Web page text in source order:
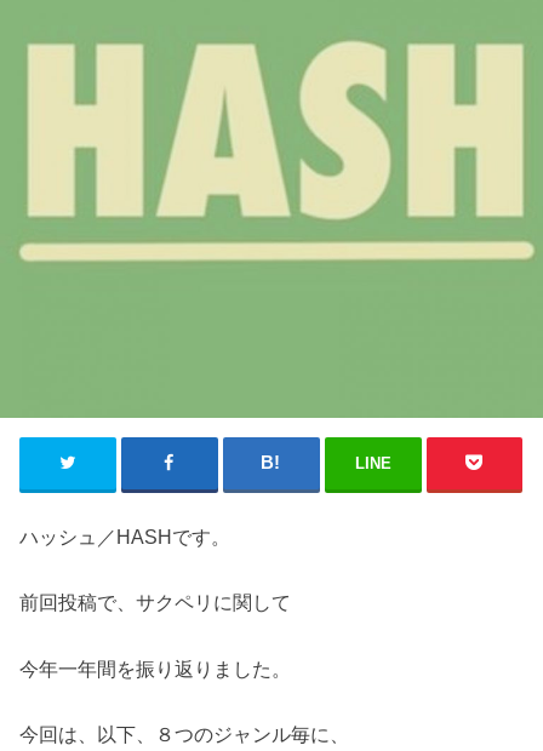
LINE
ハッシュ／HASHです。
前回投稿で、サクペリに関して
今年一年間を振り返りました。
今回は、以下、８つのジャンル毎に、